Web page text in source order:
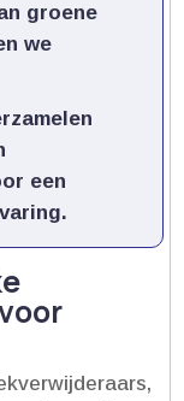
groene
we
een